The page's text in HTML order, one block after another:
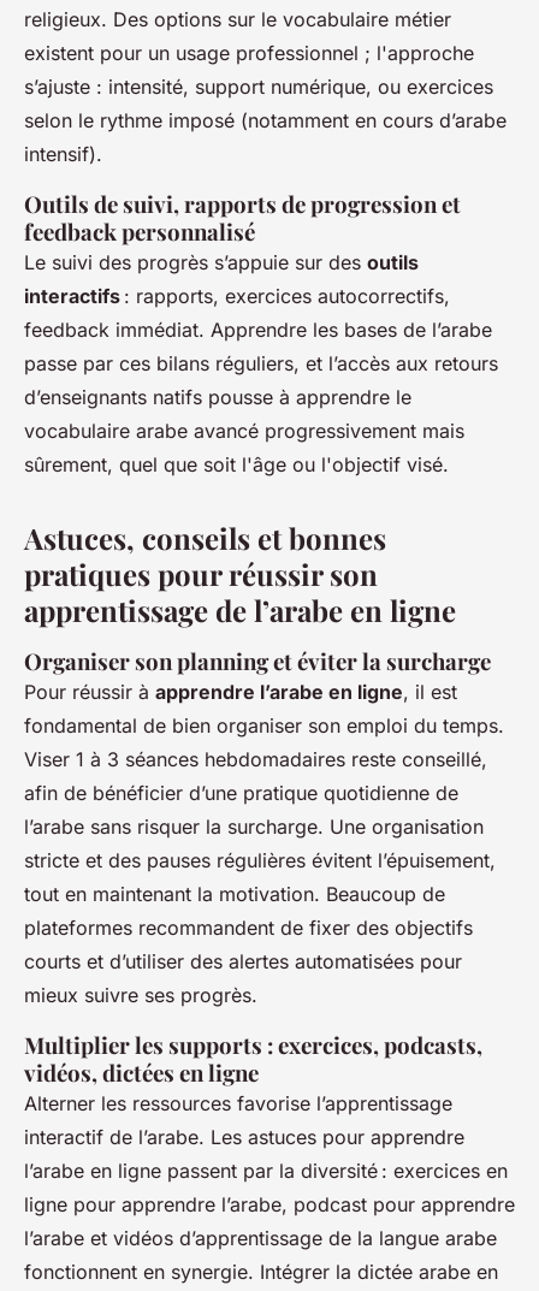
religieux. Des options sur le vocabulaire métier
existent pour un usage professionnel ; l'approche
s’ajuste : intensité, support numérique, ou exercices
selon le rythme imposé (notamment en cours d’arabe
intensif).
Outils de suivi, rapports de progression et
feedback personnalisé
Le suivi des progrès s’appuie sur des outils
interactifs : rapports, exercices autocorrectifs,
feedback immédiat. Apprendre les bases de l’arabe
passe par ces bilans réguliers, et l’accès aux retours
d’enseignants natifs pousse à apprendre le
vocabulaire arabe avancé progressivement mais
sûrement, quel que soit l'âge ou l'objectif visé.
Astuces, conseils et bonnes
pratiques pour réussir son
apprentissage de l’arabe en ligne
Organiser son planning et éviter la surcharge
Pour réussir à apprendre l’arabe en ligne, il est
fondamental de bien organiser son emploi du temps.
Viser 1 à 3 séances hebdomadaires reste conseillé,
afin de bénéficier d’une pratique quotidienne de
l’arabe sans risquer la surcharge. Une organisation
stricte et des pauses régulières évitent l’épuisement,
tout en maintenant la motivation. Beaucoup de
plateformes recommandent de fixer des objectifs
courts et d’utiliser des alertes automatisées pour
mieux suivre ses progrès.
Multiplier les supports : exercices, podcasts,
vidéos, dictées en ligne
Alterner les ressources favorise l’apprentissage
interactif de l’arabe. Les astuces pour apprendre
l’arabe en ligne passent par la diversité : exercices en
ligne pour apprendre l’arabe, podcast pour apprendre
l’arabe et vidéos d’apprentissage de la langue arabe
fonctionnent en synergie. Intégrer la dictée arabe en